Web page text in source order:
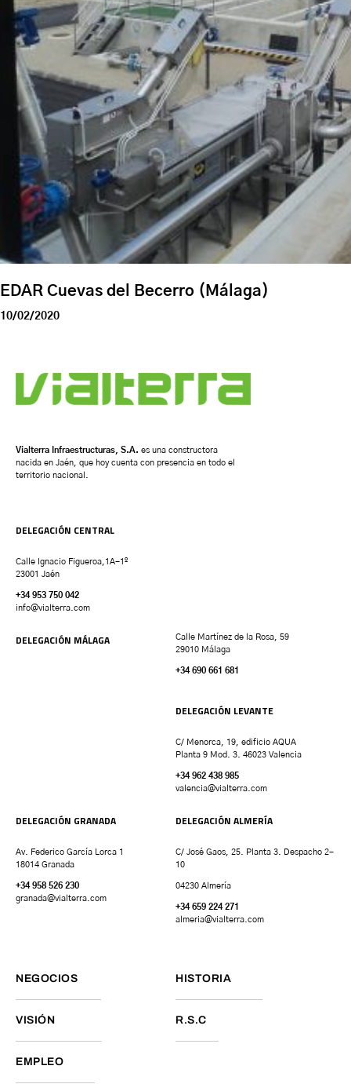
EDAR Cuevas del Becerro (Málaga)
10/02/2020
Vialterra Infraestructuras, S.A. es una constructora
nacida en Jaén, que hoy cuenta con presencia en todo el
territorio nacional.
DELEGACIÓN CENTRAL
Calle Ignacio Figueroa,1A-1º
23001 Jaén
+34 953 750 042
info@vialterra.com
DELEGACIÓN MÁLAGA
Calle Martínez de la Rosa, 59
29010 Málaga
+34 690 661 681
DELEGACIÓN LEVANTE
C/ Menorca, 19, edificio AQUA
Planta 9 Mod. 3. 46023 Valencia
+34 962 438 985
valencia@vialterra.com
DELEGACIÓN GRANADA
Av. Federico García Lorca 1
18014 Granada
+34 958 526 230
granada@vialterra.com
DELEGACIÓN ALMERÍA
C/ José Gaos, 25. Planta 3. Despacho 2-
10
04230 Almería
+34 659 224 271
almeria@vialterra.com
NEGOCIOS HISTORIA
VISIÓN R.S.C
EMPLEO